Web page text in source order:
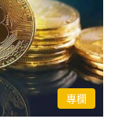
專欄